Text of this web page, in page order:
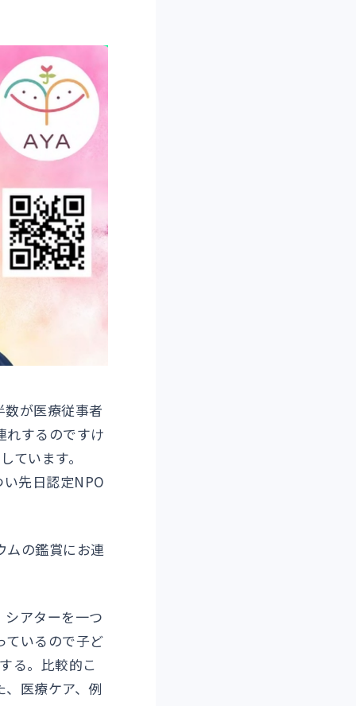
が医療従事者
れするのですけ
ています。
先日認定NPO
ムの鑑賞にお連
アターを一つ
ているので子ど
る。比較的こ
医療ケア、例